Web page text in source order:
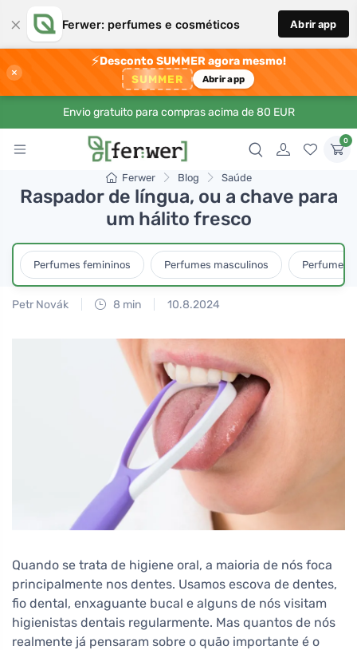
× Ferwer: perfumes e cosméticos Abrir app
×
⚡Desconto SUMMER agora mesmo!
SUMMER Abrir app
Envio gratuito para compras acima de 80 EUR
0
Ferwer Blog Saúde
Raspador de língua, ou a chave para
um hálito fresco
Perfumes femininos Perfumes masculinos Perfumes
Petr Novák 8 min 10.8.2024
Quando se trata de higiene oral, a maioria de nós foca
principalmente nos dentes. Usamos escova de dentes,
fio dental, enxaguante bucal e alguns de nós visitam
higienistas dentais regularmente. Mas quantos de nós
realmente já pensaram sobre o quão importante é o